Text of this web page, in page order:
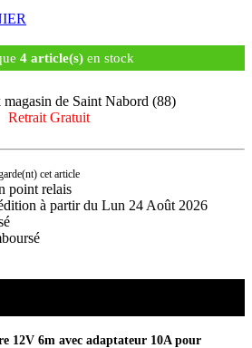
4 article(s)en stock
de Saint Nabord (88)
Retrait Gratuit
cet article
point relais
à partir du Lun 24 Août 2026
12V 6m avec adaptateur 10A pour